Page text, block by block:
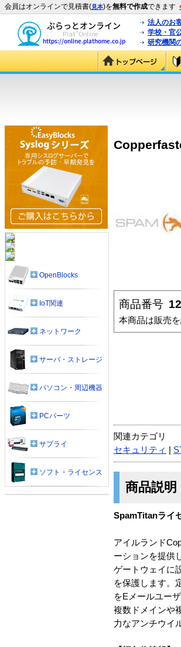
会員はオンラインで見積書(見本)を無料で作成できます
法人のお
学校・官
研究機関
商品番号
本商品は販売
関連カテゴリ
セキュリティ
商品説明
SpamTitanライ
アイルランド
ーションを提供
ゲートウェイに
を保護します。
をEメールユー
複数ドメインや
力なアンチウイ
OpenBlocks
IoT関連
ネットワーク
サーバ・ストレージ
パソコン・周辺機器
PCパーツ
サプライ
ソフト・ライセンス